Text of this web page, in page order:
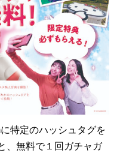
特定のハッシュタグを
、無料で１回ガチャガ